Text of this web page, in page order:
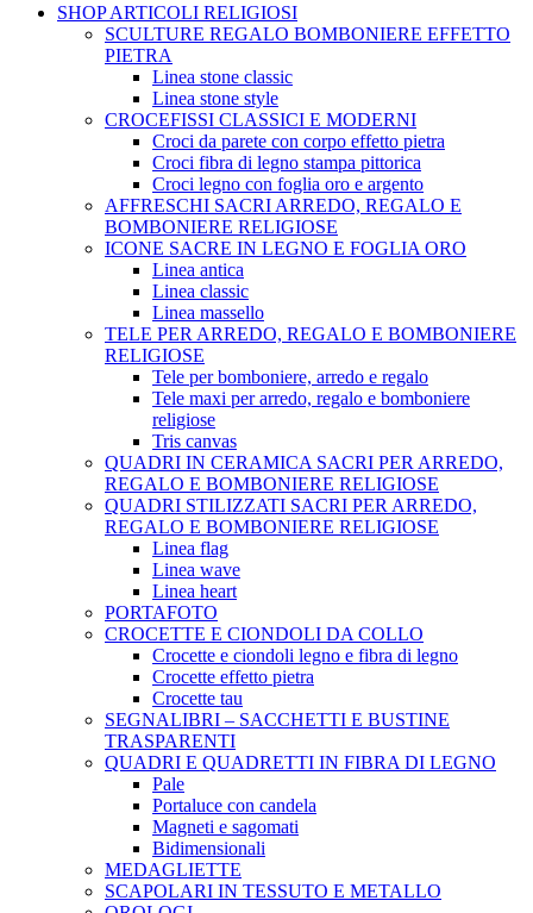
SHOP ARTICOLI RELIGIOSI
SCULTURE REGALO BOMBONIERE EFFETTO
PIETRA
Linea stone classic
Linea stone style
CROCEFISSI CLASSICI E MODERNI
Croci da parete con corpo effetto pietra
Croci fibra di legno stampa pittorica
Croci legno con foglia oro e argento
AFFRESCHI SACRI ARREDO, REGALO E
BOMBONIERE RELIGIOSE
ICONE SACRE IN LEGNO E FOGLIA ORO
Linea antica
Linea classic
Linea massello
TELE PER ARREDO, REGALO E BOMBONIERE
RELIGIOSE
Tele per bomboniere, arredo e regalo
Tele maxi per arredo, regalo e bomboniere
religiose
Tris canvas
QUADRI IN CERAMICA SACRI PER ARREDO,
REGALO E BOMBONIERE RELIGIOSE
QUADRI STILIZZATI SACRI PER ARREDO,
REGALO E BOMBONIERE RELIGIOSE
Linea flag
Linea wave
Linea heart
PORTAFOTO
CROCETTE E CIONDOLI DA COLLO
Crocette e ciondoli legno e fibra di legno
Crocette effetto pietra
Crocette tau
SEGNALIBRI – SACCHETTI E BUSTINE
TRASPARENTI
QUADRI E QUADRETTI IN FIBRA DI LEGNO
Pale
Portaluce con candela
Magneti e sagomati
Bidimensionali
MEDAGLIETTE
SCAPOLARI IN TESSUTO E METALLO